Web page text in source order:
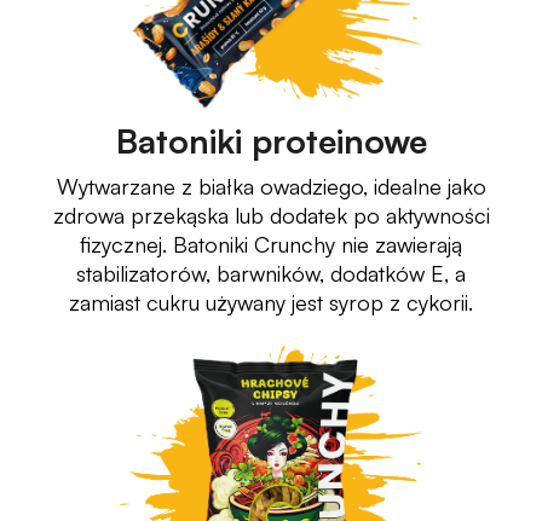
Batoniki proteinowe
Wytwarzane z białka owadziego, idealne jako
zdrowa przekąska lub dodatek po aktywności
fizycznej. Batoniki Crunchy nie zawierają
stabilizatorów, barwników, dodatków E, a
zamiast cukru używany jest syrop z cykorii.